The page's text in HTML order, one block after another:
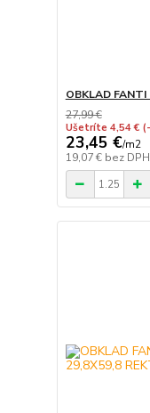
OBKLAD FANTI
27,99 €
Ušetríte 4,54 €
23,45 €/m2
19,07 € bez DPH